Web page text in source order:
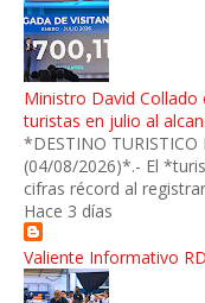
Ministro David Collado
turistas en julio al
*DESTINO
(04/08/2026)*.- El
cifras récord al
Hace 3 días
Valiente Informativo RD